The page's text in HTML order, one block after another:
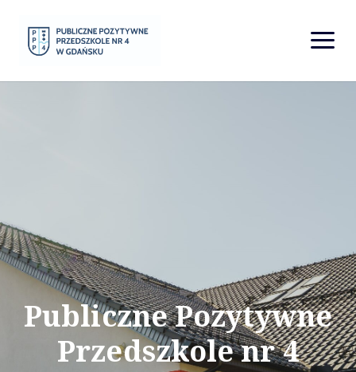
Aktualności
Publiczne Pozytywne
Przedszkole nr 4